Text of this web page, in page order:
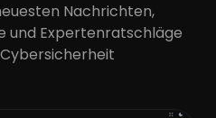
Nachrichten,
und Expertenratschläge